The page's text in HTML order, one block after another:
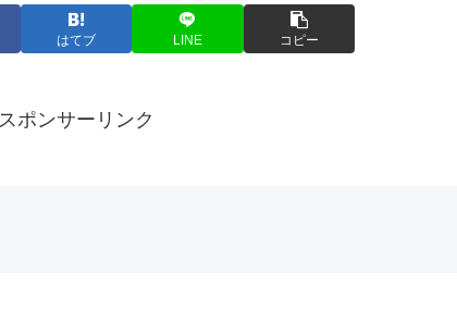
はてブ LINE コピー
スポンサーリンク